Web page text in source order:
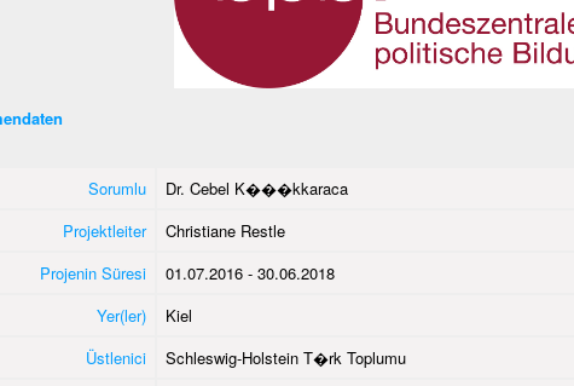
Sorumlu
Dr. Cebel K���kkaraca
Projektleiter
Christiane Restle
Projenin Süresi
01.07.2016 - 30.06.2018
Yer(ler)
Kiel
Üstlenici
Schleswig-Holstein T�rk Toplumu